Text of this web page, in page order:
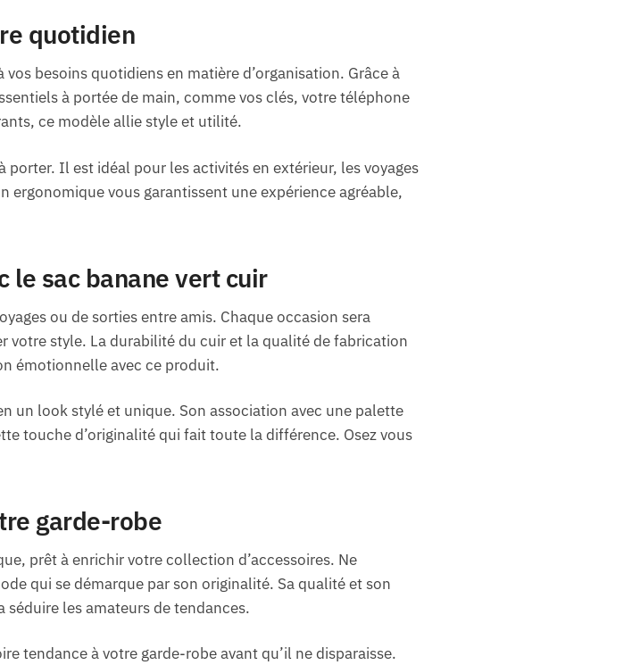
quotidien
besoins quotidiens en matière d’organisation. Grâce à
à portée de main, comme vos clés, votre téléphone
ce modèle allie style et utilité.
Il est idéal pour les activités en extérieur, les voyages
ergonomique vous garantissent une expérience agréable,
le sac banane vert cuir
ou de sorties entre amis. Chaque occasion sera
votre style. La durabilité du cuir et la qualité de fabrication
émotionnelle avec ce produit.
un look stylé et unique. Son association avec une palette
touche d’originalité qui fait toute la différence. Osez vous
garde-robe
prêt à enrichir votre collection d’accessoires. Ne
qui se démarque par son originalité. Sa qualité et son
les amateurs de tendances.
tendance à votre garde-robe avant qu’il ne disparaisse.